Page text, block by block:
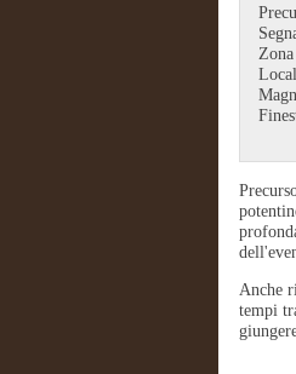
Anche
tempi